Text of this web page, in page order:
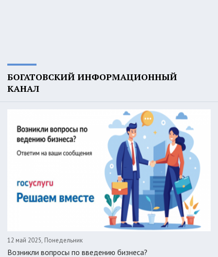
БОГАТОВСКИЙ ИНФОРМАЦИОННЫЙ
КАНАЛ
12 май 2025, Понедельник
Возникли вопросы по введению бизнеса?